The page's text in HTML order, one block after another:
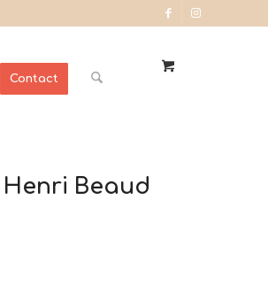
Contact
Beaud